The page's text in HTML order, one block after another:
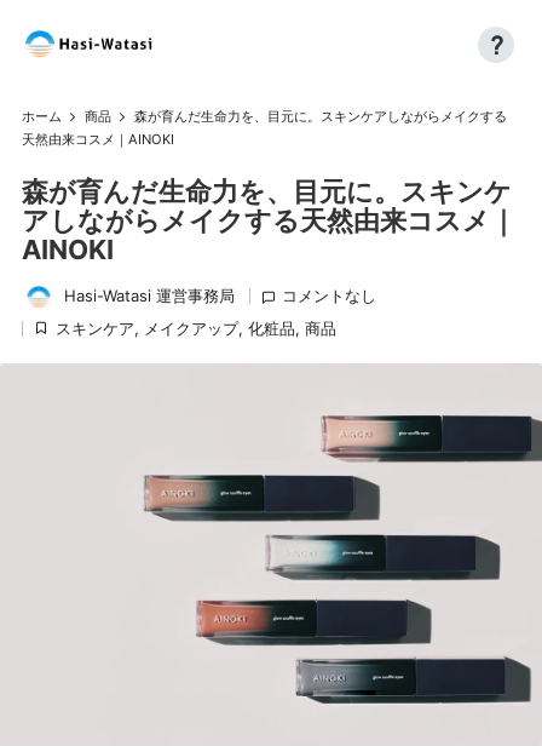
a
si
-
W
at
a
si
も、
界
も、
し
わ
せ
?
ホーム 商品
森が育んだ生命力を、目元に。スキンケアしながらメイクする
天然由来コスメ｜AINOKI
森が育んだ生命力を、目元に。スキンケ
アしながらメイクする天然由来コスメ｜
AINOKI
投
稿
者
Hasi-Watasi 運営事務局 コメントなし
に
掲
スキンケア, メイクアップ,化粧品,商品